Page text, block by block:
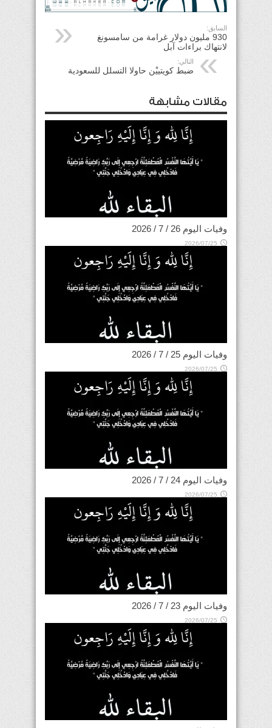
السابق:
930 مليون دولار غرامة من سامسونغ
لانتهاك براءات آبل
التالي:
ضبط كويتييْن حاولا التسلل للسعودية
مقالات مشابهة
وفيات اليوم 26 / 7 / 2026
2026/07/25
وفيات اليوم 25 / 7 / 2026
2026/07/25
وفيات اليوم 24 / 7 / 2026
2026/07/25
وفيات اليوم 23 / 7 / 2026
2026/07/25